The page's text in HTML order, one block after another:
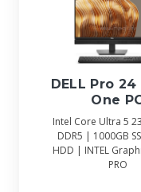
DELL Pro
One
Intel Core Ultra 5
DDR5 | 1000GB
HDD | INTEL
PRO